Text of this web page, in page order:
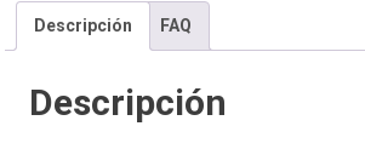
cantidad
Descripción FAQ
Descripción